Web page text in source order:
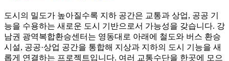
도시의 밀도가 높아질수록 지하 공간은 교통과 상업, 공공 기
능을 수용하는 새로운 도시 기반으로서 가능성을 갖습니다. 강
남권 광역복합환승센터는 영동대로 아래에 철도와 버스 환승
시설, 공공·상업 공간을 통합해 지상과 지하의 도시 기능을 새
롭게 연결하는 프로젝트입니다. 여러 교통수단을 한곳에 모으